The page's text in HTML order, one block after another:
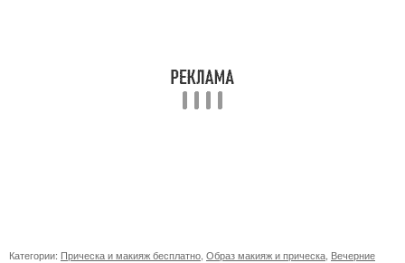
Категории: Прическа и макияж бесплатно Образ макияж и прическа Вечерние